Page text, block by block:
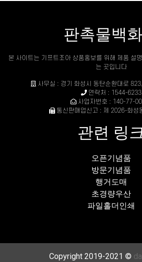
판촉물백
본 사이트는 기프트조아 상품홍보를 위해 제품 설
는 곳입니다
사무실 : 경기 화성시 동탄순환대로
연락처 : 1544-6233
사업자번호 : 140-77-
통신판매업신고 : 제 2026-화성
관련 링
오픈기념품
방문기념품
행거도매
초경량우산
파일홀더인쇄
Copyright 2019-2021 ©